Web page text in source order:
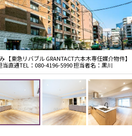
住まう】
する「麻布十番商店街」至近
舗が軒を連ねる麻布十番商店
閑静な環境で、六本木ヒルズ
ドタウン（徒歩21分）も日常
のダイナミズムと洗練を身近に
です。
したオーセンティックなファ
東急リバブル GRANTACT六本木専任媒介物件】
直通TEL：080-4196-5990 担当者名：黒川